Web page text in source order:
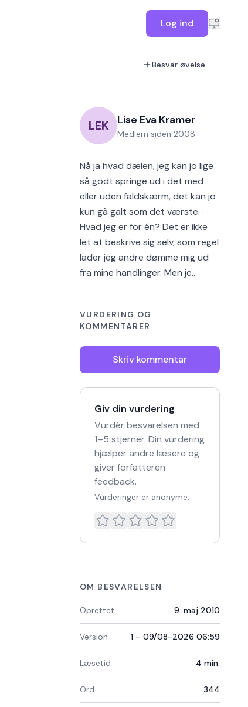
Log ind
Besvar øvelse
LEK Lise Eva Kramer
Medlem siden 2008
Nå ja hvad dælen, jeg kan jo lige
så godt springe ud i det med
eller uden faldskærm, det kan jo
kun gå galt som det værste. ·
Hvad jeg er for én? Det er ikke
let at beskrive sig selv, som regel
lader jeg andre dømme mig ud
fra mine handlinger. Men je…
VURDERING OG
KOMMENTARER
Skriv kommentar
Giv din vurdering
Vurdér besvarelsen med
1–5 stjerner. Din vurdering
hjælper andre læsere og
giver forfatteren
feedback.
Vurderinger er anonyme.
OM BESVARELSEN
Oprettet 9. maj 2010
Version 1 – 09/08-2026 06:59
Læsetid 4 min.
Ord 344